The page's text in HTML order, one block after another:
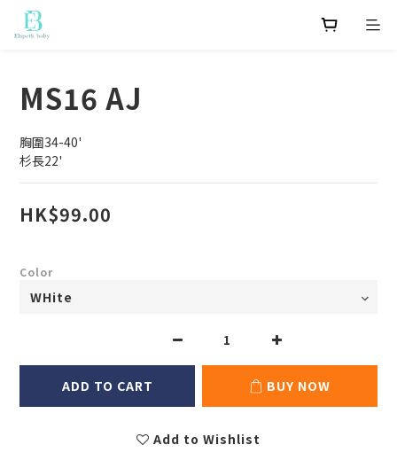
MS16 AJ
胸圍34-40'
杉長22'
HK$99.00
Color
ADD TO CART BUY NOW
Add to Wishlist